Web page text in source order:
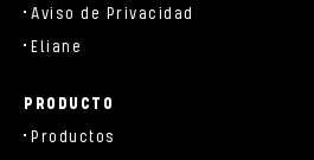
Aviso de Privacidad
Eliane
PRODUCTO
Productos